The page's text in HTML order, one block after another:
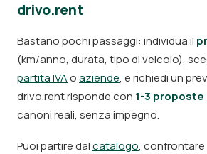
drivo.rent
Bastano pochi passaggi: individua il
(km/anno, durata, tipo di veicolo),
partita IVAoaziende, e richiedi un
drivo.rent risponde con 1-3
canoni reali, senza impegno.
Puoi partire dalcatalogo, confrontare